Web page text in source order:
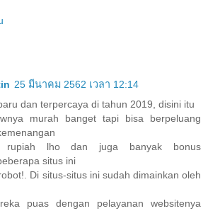
25 มีนาคม 2562 เวลา 12:14
dan terpercaya di tahun 2019, disini itu
murah banget tapi bisa berpeluang
rupiah lho dan juga banyak bonus
situs ini
Di situs-situs ini sudah dimainkan oleh
puas dengan pelayanan websitenya